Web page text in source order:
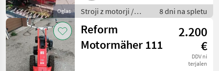
Oglas
Stroji z motorji /
Motorna kosilnica/
prekopalnik
8 dni na spletu
Reform
Motormäher 111
2.200
€
DDV ni
terjalen